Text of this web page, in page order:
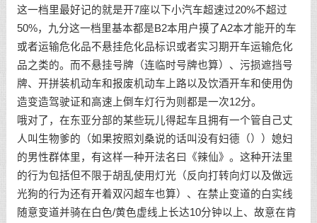
这一档里最好记的就是开7座以下小汽车超速过20%不超过
50%，九分这一档里基本都是B2本用户摸了A2本才能开的车
或者运输危化品不悬挂危化品标识或者实习期开车运输危化
品之类的。而不悬挂号牌（连临时号牌也算）、污损遮挡号
牌、开拼装机动车和报废机动车上路以及饮酒开车和使用伪
造变造驾驶证和高速上倒车灯行为则都是一次12分。
哦对了，在东亚分部的某些玩儿得起车且拥有一个管自己丈
人叫生物爹的（如果按照刘桑说的话叫没有妇德（））媳妇
的男性群体里，有这样一种开法名曰《辣仙》。这种开法里
的行为包括但不限于胡乱使用灯光（反向打转向灯以及做远
光狗的行为还有开着双闪超车也算）、在禁止变道的白实线
随意变道并骑在白色/黄色虚线上长达10分钟以上、故意在肯